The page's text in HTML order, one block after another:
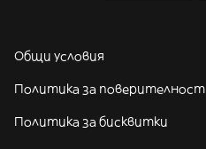
Общи условия
Политика за поверителност
Политика за бисквитки